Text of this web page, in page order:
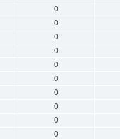
0
0
0
0
0
0
0
0
0
0